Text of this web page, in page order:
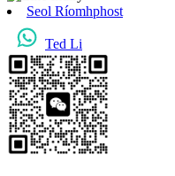
Seol Ríomhphost
Ted Li